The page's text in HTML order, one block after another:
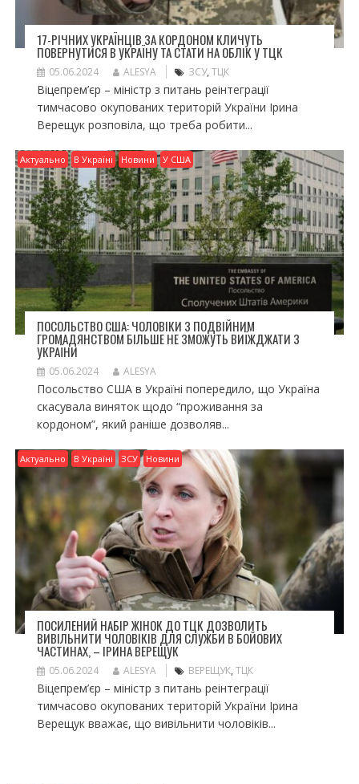
17-РІЧНИХ УКРАЇНЦІВ ЗА КОРДОНОМ КЛИЧУТЬ
ПОВЕРНУТИСЯ В УКРАЇНУ ТА СТАТИ НА ОБЛІК У ТЦК
05.06.2024 ALESYA ЗСУ, ТЦК
Віцепрем’єр – міністр з питань реінтеграції
тимчасово окупованих територій України Ірина
Верещук розповіла, що треба робити...
Актуально В Україні Новини У США
ПОСОЛЬСТВО США: ЧОЛОВІКИ З ПОДВІЙНИМ
ГРОМАДЯНСТВОМ БІЛЬШЕ НЕ ЗМОЖУТЬ ВИЇЖДЖАТИ З
УКРАЇНИ
05.06.2024 ALESYA
Посольство США в Україні попередило, що Україна
скасувала виняток щодо “проживання за
кордоном”, який раніше дозволяв...
Актуально В Україні ЗСУ Новини
ПОСИЛЕНИЙ НАБІР ЖІНОК ДО ТЦК ДОЗВОЛИТЬ
ВИВІЛЬНИТИ ЧОЛОВІКІВ ДЛЯ СЛУЖБИ В БОЙОВИХ
ЧАСТИНАХ, – ІРИНА ВЕРЕЩУК
05.06.2024 ALESYA ВЕРЕЩУК, ТЦК
Віцепрем’єр – міністр з питань реінтеграції
тимчасово окупованих територій України Ірина
Верещук вважає, що вивільнити чоловіків...